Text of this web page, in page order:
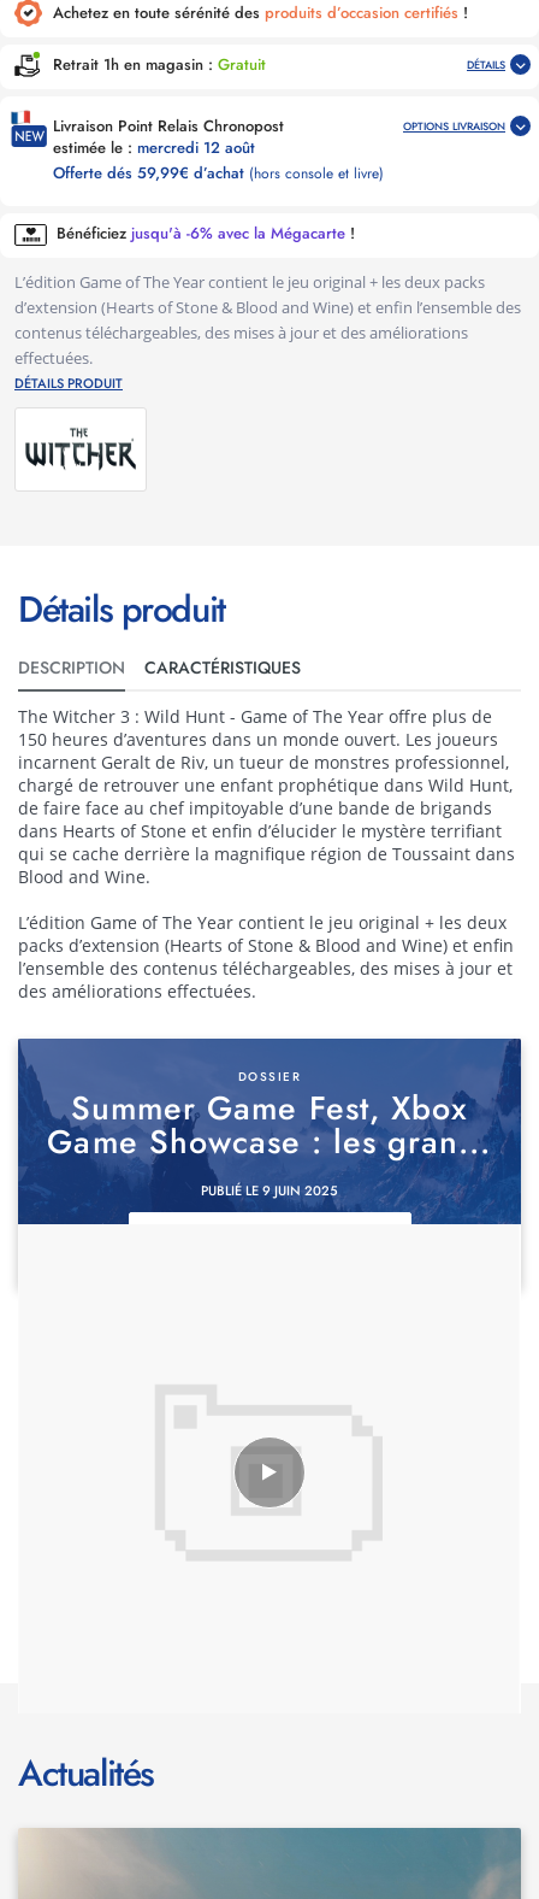
Achetez en toute sérénité des produits d’occasion certifiés !
Retrait 1h en magasin : Gratuit DÉTAILS
Livraison Point Relais Chronopost
estimée le : mercredi 12 août
Offerte dés 59,99€ d’achat (hors console et livre)
OPTIONS LIVRAISON
Bénéficiez jusqu'à -6% avec la Mégacarte !
L’édition Game of The Year contient le jeu original + les deux packs
d’extension (Hearts of Stone & Blood and Wine) et enfin l’ensemble des
contenus téléchargeables, des mises à jour et des améliorations
effectuées.
DÉTAILS PRODUIT
Détails produit
DESCRIPTION CARACTÉRISTIQUES
The Witcher 3 : Wild Hunt - Game of The Year offre plus de
150 heures d’aventures dans un monde ouvert. Les joueurs
incarnent Geralt de Riv, un tueur de monstres professionnel,
chargé de retrouver une enfant prophétique dans Wild Hunt,
de faire face au chef impitoyable d’une bande de brigands
dans Hearts of Stone et enfin d’élucider le mystère terrifiant
qui se cache derrière la magnifique région de Toussaint dans
Blood and Wine.
L’édition Game of The Year contient le jeu original + les deux
packs d’extension (Hearts of Stone & Blood and Wine) et enfin
l’ensemble des contenus téléchargeables, des mises à jour et
des améliorations effectuées.
DOSSIER
Summer Game Fest, Xbox
Game Showcase : les gran...
PUBLIÉ LE 9 JUIN 2025
Actualités